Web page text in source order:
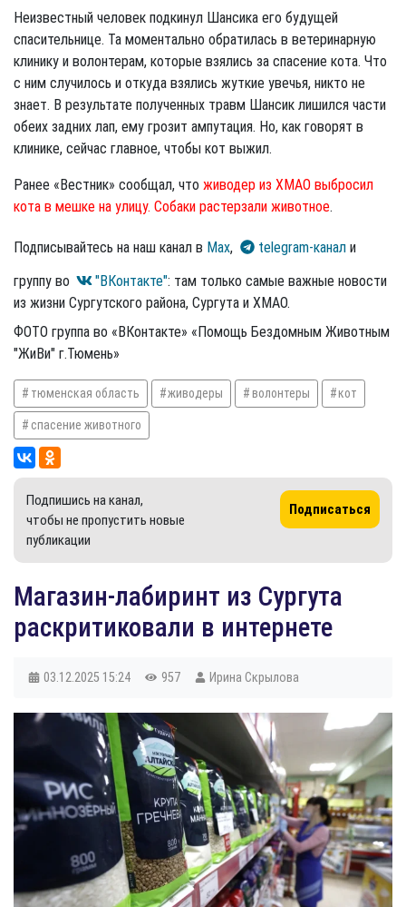
Неизвестный человек подкинул Шансика его будущей
спасительнице. Та моментально обратилась в ветеринарную
клинику и волонтерам, которые взялись за спасение кота. Что
с ним случилось и откуда взялись жуткие увечья, никто не
знает. В результате полученных травм Шансик лишился части
обеих задних лап, ему грозит ампутация. Но, как говорят в
клинике, сейчас главное, чтобы кот выжил.
Ранее «Вестник» сообщал, что живодер из ХМАО выбросил
кота в мешке на улицу. Собаки растерзали животное.
Подписывайтесь на наш канал в Max, telegram-канал и
группу во
"ВКонтакте": там только самые важные новости
из жизни Сургутского района, Сургута и ХМАО.
ФОТО группа во «ВКонтакте» «Помощь Бездомным Животным
"ЖиВи" г.Тюмень»
тюменская область живодеры волонтеры кот
спасение животного
Подпишись на канал,
чтобы не пропустить новые
публикации
Подписаться
Магазин-лабиринт из Сургута
раскритиковали в интернете
03.12.2025 15:24 957 Ирина Скрылова